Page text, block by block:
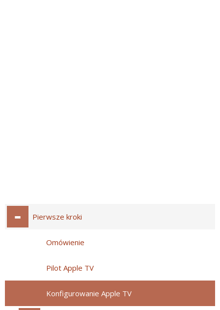
Pierwsze kroki
Omówienie
Pilot Apple TV
Konfigurowanie Apple TV